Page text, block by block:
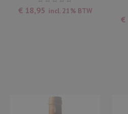
€ 18,95 incl. 21% BTW
€